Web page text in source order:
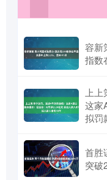
容新
指数
上
这家
拟罚
首胜
突破